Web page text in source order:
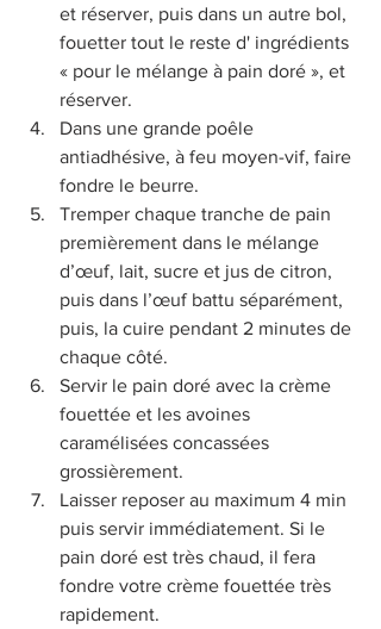
et réserver, puis dans un autre bol,
fouetter tout le reste d' ingrédients
« pour le mélange à pain doré », et
réserver.
Dans une grande poêle
antiadhésive, à feu moyen-vif, faire
fondre le beurre.
Tremper chaque tranche de pain
premièrement dans le mélange
d’œuf, lait, sucre et jus de citron,
puis dans l’œuf battu séparément,
puis, la cuire pendant 2 minutes de
chaque côté.
Servir le pain doré avec la crème
fouettée et les avoines
caramélisées concassées
grossièrement.
Laisser reposer au maximum 4 min
puis servir immédiatement. Si le
pain doré est très chaud, il fera
fondre votre crème fouettée très
rapidement.